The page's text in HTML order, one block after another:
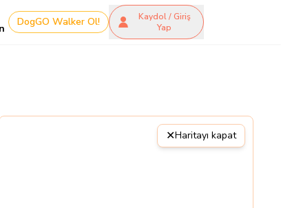
DogGO Walker Ol!
Kaydol / Giriş
Yap
✕Haritayı kapat